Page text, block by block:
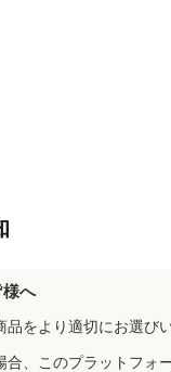
へ
品をより適切にお選び
合、このプラットフォ